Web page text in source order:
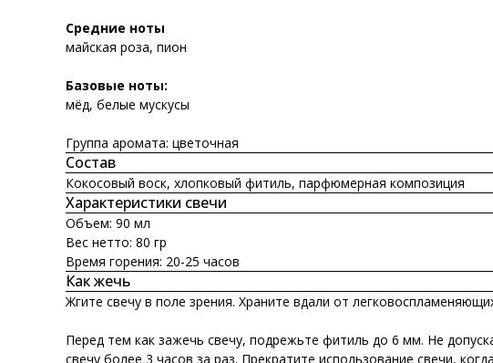
Средние ноты
майская роза, пион
Базовые ноты:
мёд, белые мускусы
Группа аромата: цветочная
Состав
Кокосовый воск, хлопковый фитиль, парфюмерная композиция
Характеристики свечи
Объем: 90 мл
Вес нетто: 80 гр
Время горения: 20-25 часов
Как жечь
Жгите свечу в поле зрения. Храните вдали от
Перед тем как зажечь свечу, подрежьте фитиль до 6 мм. Не
свечу более 3 часов за раз. Прекратите использование свечи,